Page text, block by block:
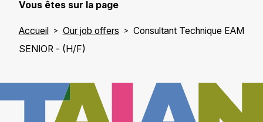
Vous êtes sur la page
Accueil Our job offers
Consultant Technique EAM
SENIOR - (H/F)